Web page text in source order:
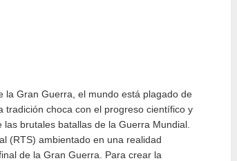
la Gran Guerra, el mundo está plagado de
choca con el progreso científico y
brutales batallas de la Guerra Mundial.
(RTS) ambientado en una realidad
de la Gran Guerra. Para crear la